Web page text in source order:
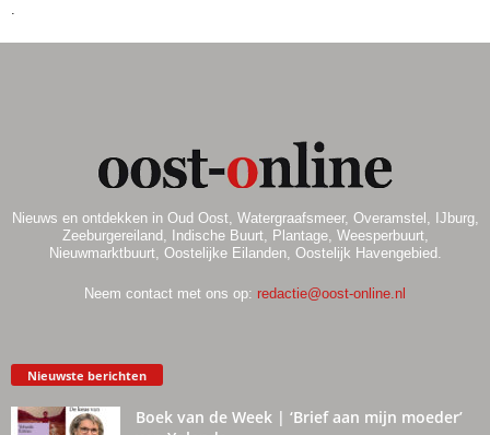
.
Nieuws en ontdekken in Oud Oost, Watergraafsmeer, Overamstel, IJburg,
Zeeburgereiland, Indische Buurt, Plantage, Weesperbuurt,
Nieuwmarktbuurt, Oostelijke Eilanden, Oostelijk Havengebied.
Neem contact met ons op: redactie@oost-online.nl
Nieuwste berichten
Boek van de Week | ‘Brief aan mijn moeder’